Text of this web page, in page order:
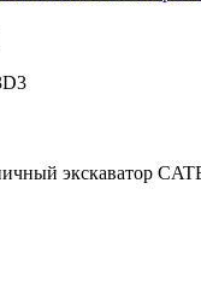
экскаватор